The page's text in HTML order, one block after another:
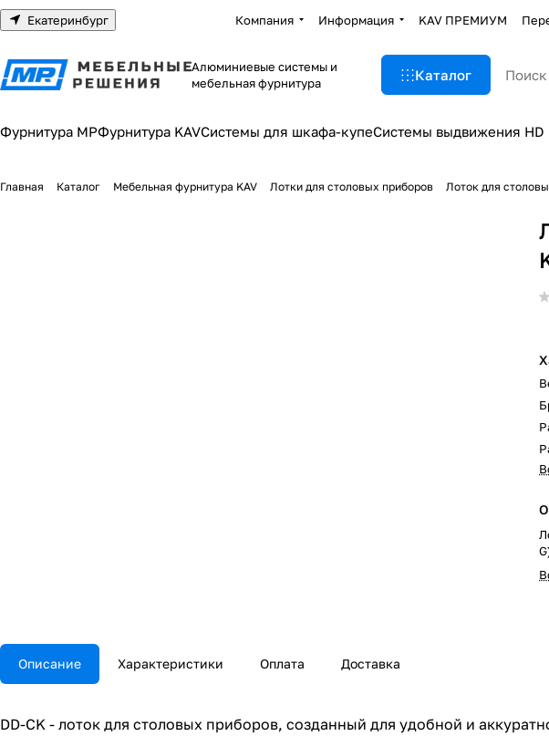
Екатеринбург Компания Информация KAV ПРЕМИУМ
Алюминиевые системы и
мебельная фурнитура
Каталог
Фурнитура МРФурнитура KAVСистемы для шкафа-купеСистемы выдвижения HD
Главная Каталог Мебельная фурнитура KAV Лотки для столовых приборов Лоток для
Описание Характеристики Оплата Доставка
DD-CK - лоток для столовых приборов, созданный для удобной и